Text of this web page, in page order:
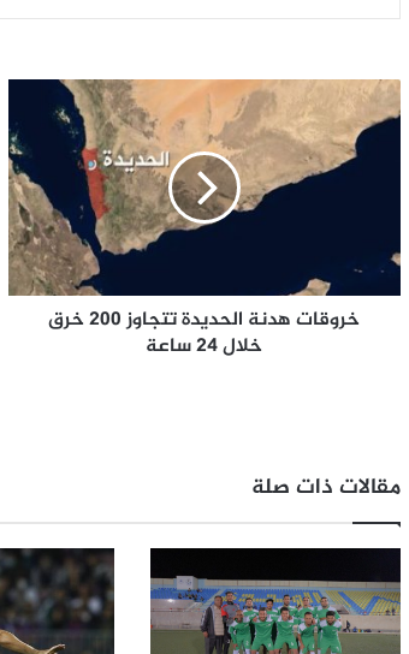
خروقات هدنة الحديدة تتجاوز 200 خرق
خلال 24 ساعة
مقالات ذات صلة